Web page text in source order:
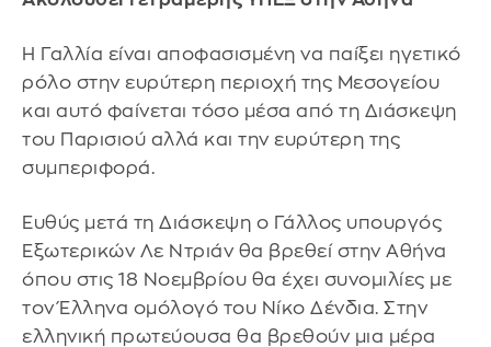
Η Γαλλία είναι αποφασισμένη να παίξει ηγετικό
ρόλο στην ευρύτερη περιοχή της Μεσογείου
και αυτό φαίνεται τόσο μέσα από τη Διάσκεψη
του Παρισιού αλλά και την ευρύτερη της
συμπεριφορά.
Ευθύς μετά τη Διάσκεψη ο Γάλλος υπουργός
Εξωτερικών Λε Ντριάν θα βρεθεί στην Αθήνα
όπου στις 18 Νοεμβρίου θα έχει συνομιλίες με
τον Έλληνα ομόλογό του Νίκο Δένδια. Στην
ελληνική πρωτεύουσα θα βρεθούν μια μέρα